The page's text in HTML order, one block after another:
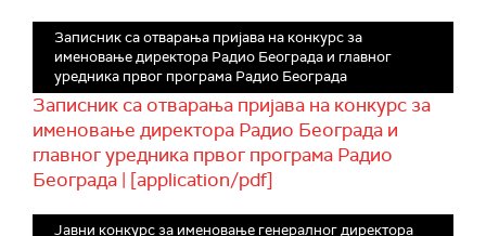
Записник са отварања пријава на конкурс за
именовање директора Радио Београда и главног
уредника првог програма Радио Београда
Записник са отварања пријава на конкурс за
именовање директора Радио Београда и
главног уредника првог програма Радио
Београда | [application/pdf]
Јавни конкурс за именовање генералног директора